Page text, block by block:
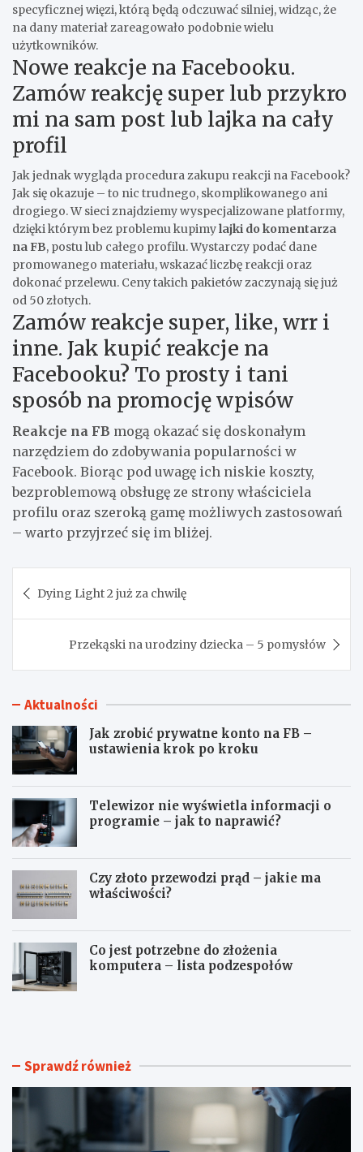
specyficznej więzi, którą będą odczuwać silniej, widząc, że
na dany materiał zareagowało podobnie wielu
użytkowników.
Nowe reakcje na Facebooku.
Zamów reakcję super lub przykro
mi na sam post lub lajka na cały
profil
Jak jednak wygląda procedura zakupu reakcji naFacebook?
Jak się okazuje – to nic trudnego, skomplikowanego ani
drogiego. W sieci znajdziemy wyspecjalizowane platformy,
dzięki którym bez problemu kupimylajki do komentarza
na FB, postu lub całego profilu. Wystarczy podać dane
promowanego materiału, wskazać liczbę reakcji oraz
dokonać przelewu. Ceny takich pakietów zaczynają się już
od 50 złotych.
Zamów reakcje super, like, wrr i
inne. Jak kupić reakcje na
Facebooku? To prosty i tani
sposób na promocję wpisów
Reakcje na FB mogą okazać się doskonałym
narzędziem do zdobywania popularności w
Facebook. Biorąc pod uwagę ich niskie koszty,
bezproblemową obsługę ze strony właściciela
profilu oraz szeroką gamę możliwych zastosowań
– warto przyjrzeć się im bliżej.
wpisu
Dying Light 2 już za chwilę
Przekąski na urodziny dziecka – 5 pomysłów
Aktualności
Jak zrobić prywatne konto na FB –
ustawienia krok po kroku
Telewizor nie wyświetla informacji o
programie – jak to naprawić?
Czy złoto przewodzi prąd – jakie ma
właściwości?
Co jest potrzebne do złożenia
komputera – lista podzespołów
J
o
i
ć
r
T
i
o
r
i
Sprawdź również